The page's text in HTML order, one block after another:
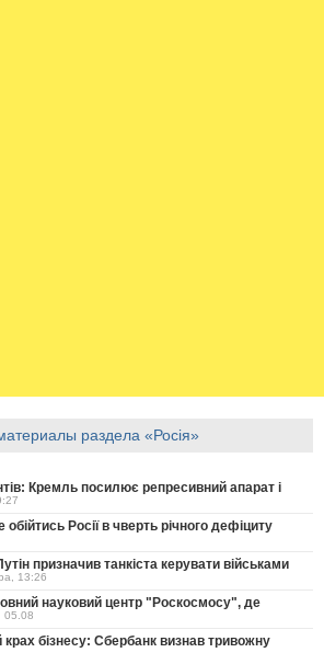
раздела «Росія»
Кремль посилює репресивний апарат і
Росії в чверть річного дефіциту
призначив танкіста керувати військами
13:26
науковий центр "Роскосмосу", де
05.08
крах бізнесу: Сбербанк визнав тривожну